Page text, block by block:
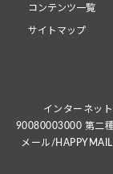
コンテンツ一覧
サイトマップ
インターネッ
90080003000 第二
メール/